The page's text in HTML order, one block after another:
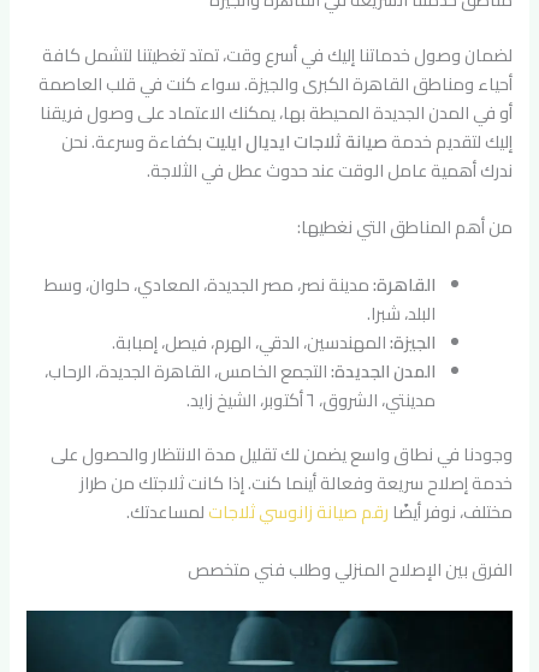
لضمان وصول خدماتنا إليك في أسرع وقت، تمتد تغطيتنا لتشمل كافة
أحياء ومناطق القاهرة الكبرى والجيزة. سواء كنت في قلب العاصمة
أو في المدن الجديدة المحيطة بها، يمكنك الاعتماد على وصول فريقنا
إليك لتقديم خدمةصيانة ثلاجات ايديال ايليتبكفاءة وسرعة. نحن
ندرك أهمية عامل الوقت عند حدوث عطل في الثلاجة.
من أهم المناطق التي نغطيها:
القاهرة:مدينة نصر، مصر الجديدة، المعادي، حلوان، وسط
البلد، شبرا.
الجيزة:المهندسين، الدقي، الهرم، فيصل، إمبابة.
المدن الجديدة:التجمع الخامس، القاهرة الجديدة، الرحاب،
مدينتي، الشروق، ٦ أكتوبر، الشيخ زايد.
وجودنا في نطاق واسع يضمن لك تقليل مدة الانتظار والحصول على
خدمة إصلاح سريعة وفعالة أينما كنت. إذا كانت ثلاجتك من طراز
مختلف، نوفر أيضًا رقم صيانة زانوسي ثلاجاتلمساعدتك.
الفرق بين الإصلاح المنزلي وطلب فني متخصص